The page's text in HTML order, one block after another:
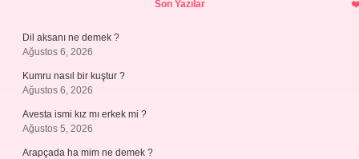
Son Yazılar
Dil aksanı ne demek ?
Ağustos 6, 2026
Kumru nasıl bir kuştur ?
Ağustos 6, 2026
Avesta ismi kız mı erkek mi ?
Ağustos 5, 2026
Arapçada ha mim ne demek ?